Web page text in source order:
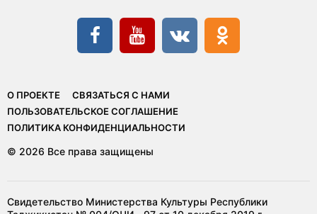
О ПРОЕКТЕ
СВЯЗАТЬСЯ С НАМИ
ПОЛЬЗОВАТЕЛЬСКОЕ СОГЛАШЕНИЕ
ПОЛИТИКА КОНФИДЕНЦИАЛЬНОСТИ
© 2026 Все права защищены
Свидетельство Министерства Культуры Республики